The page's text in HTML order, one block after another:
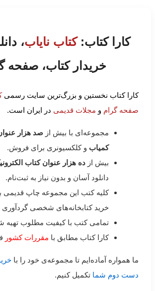
کارا کتاب:کتاب نایاب،
خریدار کتاب، صفحه
کارا کتاب نخستین و بزرگ‌ترین سایت رسمی
صفحه گرام و مجلات قدیمی در ایران است.
مجموعه‌ای با بیش از صد هزار
کمیاب و کلکسیونری برای فروش.
بیش از ده هزار عنوان کتاب
دانلود آسان و بدون نیاز به ثبت‌نام.
کلیه کتب این مجموعه چاپ قدیمی
خرید کتابخانه‌های شخصی گردآوری
تمامی کتب با کیفیت مطلوب تهیه
کارا کتاب مطابق با مقررات کشور
ما همواره آماده‌ایم تا مجموعه‌ی خود را با
دست دوم شما تکمیل کنیم.